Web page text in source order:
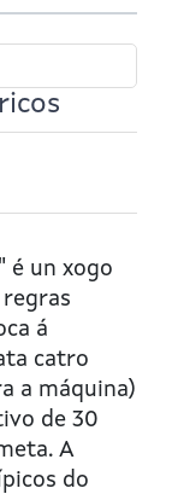
é un xogo
á
catro
a máquina)
de 30
A
do